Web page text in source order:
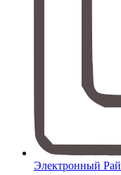
Электронный Рай